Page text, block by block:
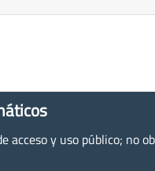
acceso y uso público; no